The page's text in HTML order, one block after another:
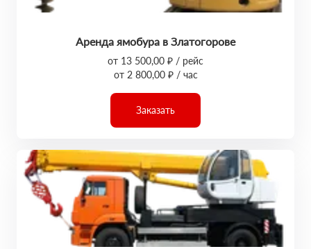
Аренда ямобура в Златогорове
от 13 500,00 ₽ / рейс
от 2 800,00 ₽ / час
Заказать